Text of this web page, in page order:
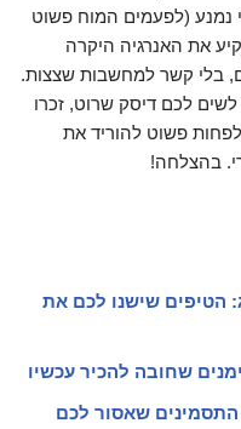
(לפעמים המוח פשוט
את האנרגיה היקרה
בלי קשר למחשבות שצצות.
לכם דיסק שרוט, זכרו
פשוט להוריד את
בהצלחה!
הטיפים שישנו לכם את
שחובה להכיר עכשיו
שאסור לכם